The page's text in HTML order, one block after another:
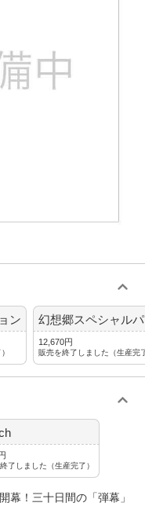
ン 幻想郷スペシャル
12,670円
販売を終了しました（生産完
了しました（生産完了）
幕！三十日間の「弾幕」